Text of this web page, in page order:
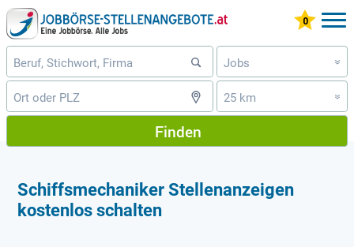
Jobs »
25 km »
Finden
Schiffsmechaniker Stellenanzeigen
kostenlos schalten